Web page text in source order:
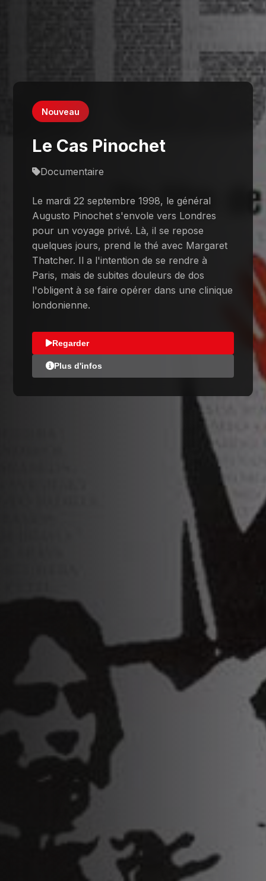
Nouveau
Le Cas Pinochet
Documentaire
Le mardi 22 septembre 1998, le général
Augusto Pinochet s'envole vers Londres
pour un voyage privé. Là, il se repose
quelques jours, prend le thé avec Margaret
Thatcher. Il a l'intention de se rendre à
Paris, mais de subites douleurs de dos
l'obligent à se faire opérer dans une clinique
londonienne.
Regarder
Plus d'infos